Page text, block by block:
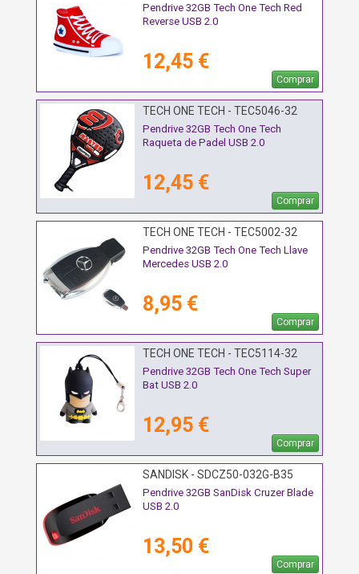
Pendrive 32GB Tech One Tech Red
Reverse USB 2.0
12,45 €
Comprar
TECH ONE TECH - TEC5046-32
Pendrive 32GB Tech One Tech
Raqueta de Padel USB 2.0
12,45 €
Comprar
TECH ONE TECH - TEC5002-32
Pendrive 32GB Tech One Tech Llave
Mercedes USB 2.0
8,95 €
Comprar
TECH ONE TECH - TEC5114-32
Pendrive 32GB Tech One Tech Super
Bat USB 2.0
12,95 €
Comprar
SANDISK - SDCZ50-032G-B35
Pendrive 32GB SanDisk Cruzer Blade
USB 2.0
13,50 €
Comprar